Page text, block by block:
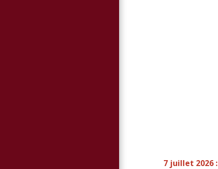
7 juillet 2026 :